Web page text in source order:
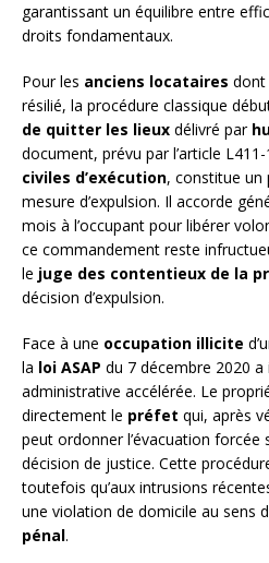
garantissant un équilibre entre
droits fondamentaux.
Pour les anciens locataires dont
résilié, la procédure classique
de quitter les lieux délivré par
document, prévu par l’article L411-
civiles d’exécution, constitue un
mesure d’expulsion. Il accorde
mois à l’occupant pour libérer
ce commandement reste
le juge des contentieux de la
décision d’expulsion.
Face à une occupation illicite
la loi ASAP du 7 décembre 2020
administrative accélérée. Le
directement le préfet qui, après
peut ordonner l’évacuation forcée
décision de justice. Cette
toutefois qu’aux intrusions
une violation de domicile au sens
pénal.